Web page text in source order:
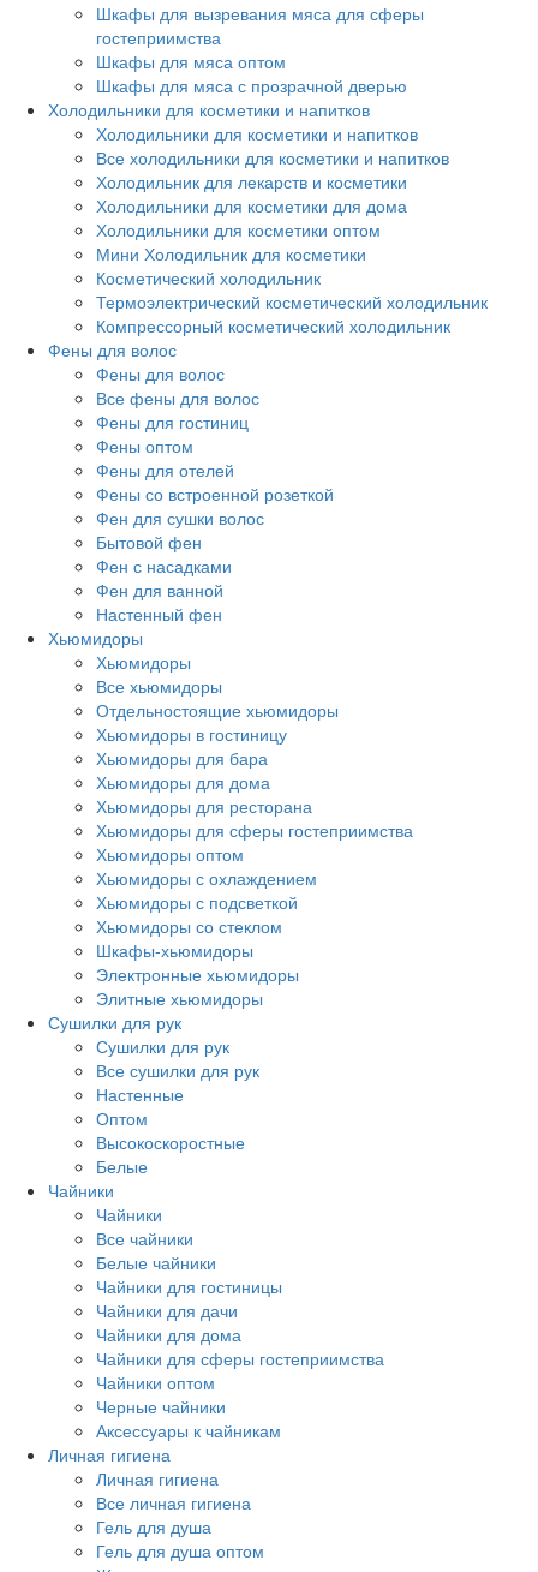
Шкафы для вызревания мяса для сферы
гостеприимства
Шкафы для мяса оптом
Шкафы для мяса с прозрачной дверью
Холодильники для косметики и напитков
Холодильники для косметики и напитков
Все холодильники для косметики и напитков
Холодильник для лекарств и косметики
Холодильники для косметики для дома
Холодильники для косметики оптом
Мини Холодильник для косметики
Косметический холодильник
Термоэлектрический косметический холодильник
Компрессорный косметический холодильник
Фены для волос
Фены для волос
Все фены для волос
Фены для гостиниц
Фены оптом
Фены для отелей
Фены со встроенной розеткой
Фен для сушки волос
Бытовой фен
Фен с насадками
Фен для ванной
Настенный фен
Хьюмидоры
Хьюмидоры
Все хьюмидоры
Отдельностоящие хьюмидоры
Хьюмидоры в гостиницу
Хьюмидоры для бара
Хьюмидоры для дома
Хьюмидоры для ресторана
Хьюмидоры для сферы гостеприимства
Хьюмидоры оптом
Хьюмидоры с охлаждением
Хьюмидоры с подсветкой
Хьюмидоры со стеклом
Шкафы-хьюмидоры
Электронные хьюмидоры
Элитные хьюмидоры
Сушилки для рук
Сушилки для рук
Все сушилки для рук
Настенные
Оптом
Высокоскоростные
Белые
Чайники
Чайники
Все чайники
Белые чайники
Чайники для гостиницы
Чайники для дачи
Чайники для дома
Чайники для сферы гостеприимства
Чайники оптом
Черные чайники
Аксессуары к чайникам
Личная гигиена
Личная гигиена
Все личная гигиена
Гель для душа
Гель для душа оптом